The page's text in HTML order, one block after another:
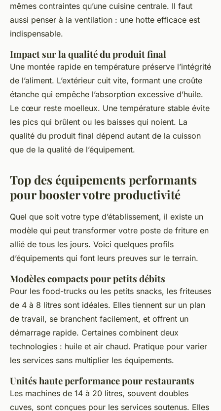
mêmes contraintes qu’une cuisine centrale. Il faut
aussi penser à la ventilation : une hotte efficace est
indispensable.
Impact sur la qualité du produit final
Une montée rapide en température préserve l’intégrité
de l’aliment. L’extérieur cuit vite, formant une croûte
étanche qui empêche l’absorption excessive d’huile.
Le cœur reste moelleux. Une température stable évite
les pics qui brûlent ou les baisses qui noient. La
qualité du produit final dépend autant de la cuisson
que de la qualité de l’équipement.
Top des équipements performants
pour booster votre productivité
Quel que soit votre type d’établissement, il existe un
modèle qui peut transformer votre poste de friture en
allié de tous les jours. Voici quelques profils
d’équipements qui font leurs preuves sur le terrain.
Modèles compacts pour petits débits
Pour les food-trucks ou les petits snacks, les friteuses
de 4 à 8 litres sont idéales. Elles tiennent sur un plan
de travail, se branchent facilement, et offrent un
démarrage rapide. Certaines combinent deux
technologies : huile et air chaud. Pratique pour varier
les services sans multiplier les équipements.
Unités haute performance pour restaurants
Les machines de 14 à 20 litres, souvent doubles
cuves, sont conçues pour les services soutenus. Elles